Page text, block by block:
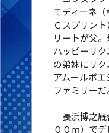
モディーネ
Ｃスプリン
リートが父
ハッピーリ
の弟妹にリク
アムールポ
ファミリーだ
長浜博之厩
００ｍ）で